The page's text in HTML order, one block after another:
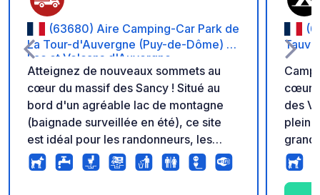
(63680) Aire Camping-Car Park de
La Tour-d'Auvergne (Puy-de-Dôme) –
Lac et Volcans d'Auvergne.
Atteignez de nouveaux sommets au
cœur du massif des Sancy ! Situé au
bord d'un agréable lac de montagne
(baignade surveillée en été), ce site
est idéal pour les randonneurs, les
amateurs de cascades et les amoureux
de la nature. À proximité des
cœur
des
forêts